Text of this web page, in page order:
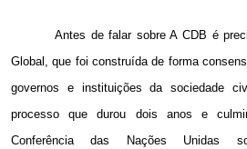
Antes de falar sobre A CDB é
Global, que foi construída de forma
governos e instituições da sociedade
processo que durou dois anos e
Conferência das Nações Unidas